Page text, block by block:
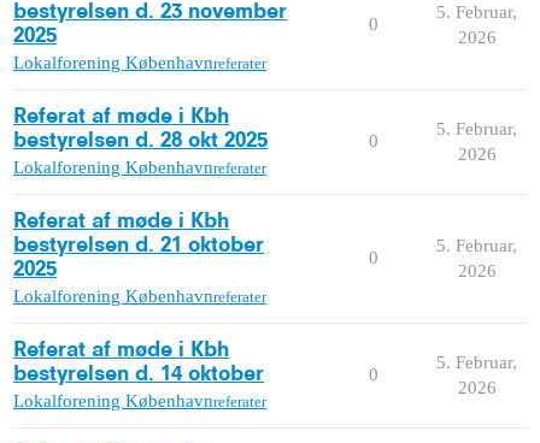
bestyrelsen d. 23 november
2025
Lokalforening Københavnreferater
0
5. Februar,
2026
Referat af møde i Kbh
bestyrelsen d. 28 okt 2025
Lokalforening Københavnreferater
0
5. Februar,
2026
Referat af møde i Kbh
bestyrelsen d. 21 oktober
2025
Lokalforening Københavnreferater
0
5. Februar,
2026
Referat af møde i Kbh
bestyrelsen d. 14 oktober
Lokalforening Københavnreferater
0
5. Februar,
2026